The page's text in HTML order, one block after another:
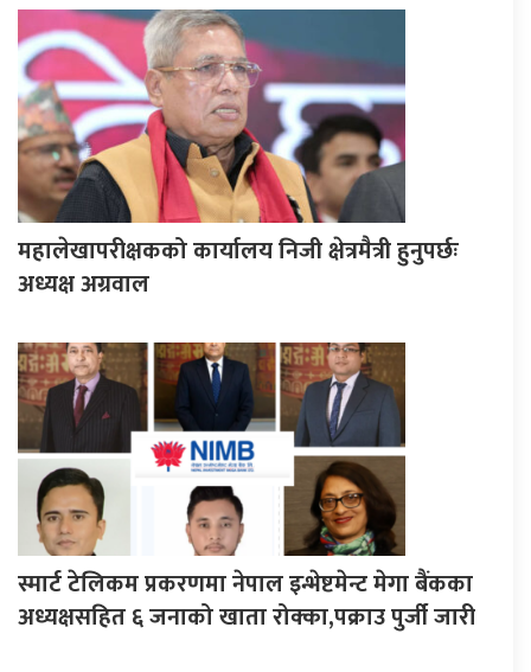
महालेखापरीक्षकको कार्यालय निजी क्षेत्रमैत्री हुनुपर्छः
अध्यक्ष अग्रवाल
स्मार्ट टेलिकम प्रकरणमा नेपाल इन्भेष्टमेन्ट मेगा बैंकका
अध्यक्षसहित ६ जनाको खाता रोक्का,पक्राउ पुर्जी जारी